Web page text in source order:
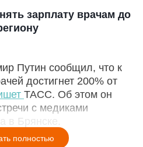
зарплату врачам до
Путин сообщил, что к
достигнет 200% от
ТАСС. Об этом он
с медиками
в Брянске.
полностью